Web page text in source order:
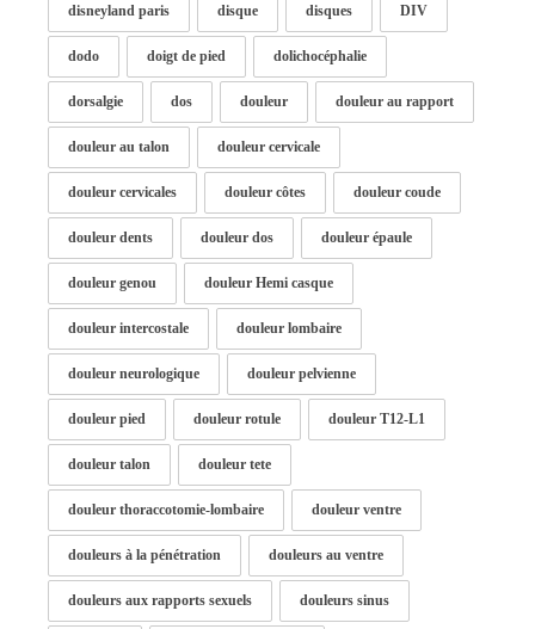
disneyland paris disque disques DIV
dodo doigt de pied dolichocéphalie
dorsalgie dos douleur douleur au rapport
douleur au talon douleur cervicale
douleur cervicales douleur côtes douleur coude
douleur dents douleur dos douleur épaule
douleur genou douleur Hemi casque
douleur intercostale douleur lombaire
douleur neurologique douleur pelvienne
douleur pied douleur rotule douleur T12-L1
douleur talon douleur tete
douleur thoraccotomie-lombaire douleur ventre
douleurs à la pénétration douleurs au ventre
douleurs aux rapports sexuels douleurs sinus